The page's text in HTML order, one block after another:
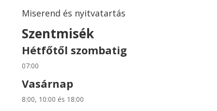
Miserend és nyitvatartás
Szentmisék
Hétfőtől szombatig
07:00
Vasárnap
8:00, 10:00 és 18:00